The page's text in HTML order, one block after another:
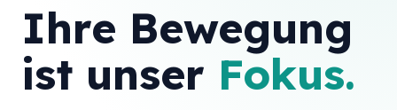
Ihre Bewegung
ist unser Fokus.